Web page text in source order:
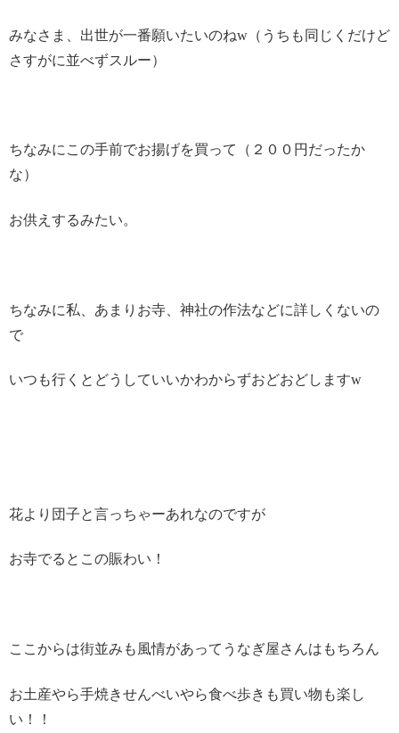
みなさま、出世が一番願いたいのねw（うちも同じくだけど
さすがに並べずスルー）
ちなみにこの手前でお揚げを買って（２００円だったか
な）
お供えするみたい。
ちなみに私、あまりお寺、神社の作法などに詳しくないの
で
いつも行くとどうしていいかわからずおどおどしますw
花より団子と言っちゃーあれなのですが
お寺でるとこの賑わい！
ここからは街並みも風情があってうなぎ屋さんはもちろん
お土産やら手焼きせんべいやら食べ歩きも買い物も楽し
い！！